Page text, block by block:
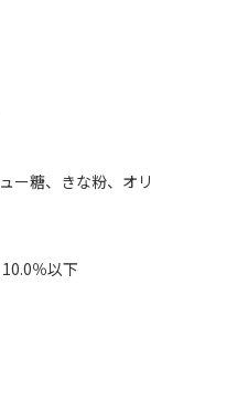
ー糖、きな粉、オリ
％以下